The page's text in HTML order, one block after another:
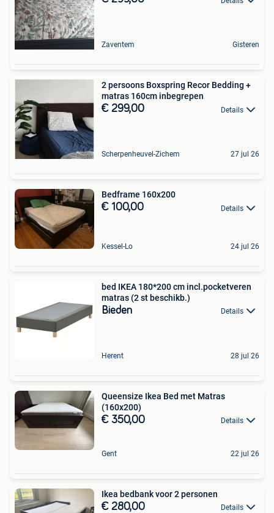
Zaventem Gisteren
2 persoons Boxspring Recor Bedding +
matras 160cm inbegrepen
€ 299,00 Details
Scherpenheuvel-Zichem 27 jul 26
Bedframe 160x200
€ 100,00 Details
Kessel-Lo 24 jul 26
bed IKEA 180*200 cm incl.pocketveren
matras (2 st beschikb.)
Bieden Details
Herent 28 jul 26
Queensize Ikea Bed met Matras
(160x200)
€ 350,00 Details
Gent 22 jul 26
Ikea bedbank voor 2 personen
€ 280,00 Details